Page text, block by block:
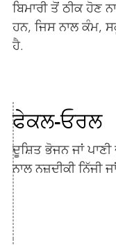
ਬਿਮਾਰੀ ਤੋਂ ਠੀਕ ਹੋਣ
ਹਨ, ਜਿਸ ਨਾਲ ਕੰਮ,
ਹੈ.
ਫੇਕਲ-ਓਰਲ
ਦੂਸ਼ਿਤ ਭੋਜਨ ਜਾਂ
ਨਾਲ ਨਜ਼ਦੀਕੀ ਨਿੱਜੀ